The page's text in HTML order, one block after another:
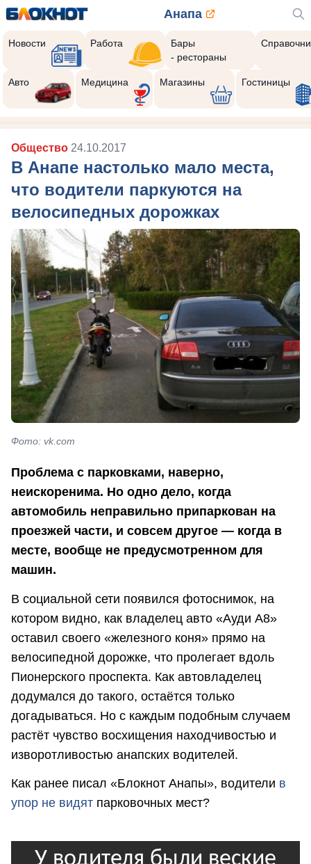
Анапа
Новости Работа
Бары
- рестораны
Авто Медицина Магазины Гостиницы
Общество 24.10.2017
В Анапе настолько мало места,
что водители паркуются на
велосипедных дорожках
Фото: vk.com
Проблема с парковками, наверно,
неискоренима. Но одно дело, когда
автомобиль неправильно припаркован на
проезжей части, и совсем другое — когда в
месте, вообще не предусмотренном для
машин.
В социальной сети появился фотоснимок, на
котором видно, как владелец авто «Ауди А8»
оставил своего «железного коня» прямо на
велосипедной дорожке, что пролегает вдоль
Пионерского проспекта. Как автовладелец
додумался до такого, остаётся только
догадываться. Но с каждым подобным случаем
растёт чувство восхищения находчивостью и
изворотливостью анапских водителей.
Как ранее писал «Блокнот Анапы», водители в
упор не видят парковочных мест?